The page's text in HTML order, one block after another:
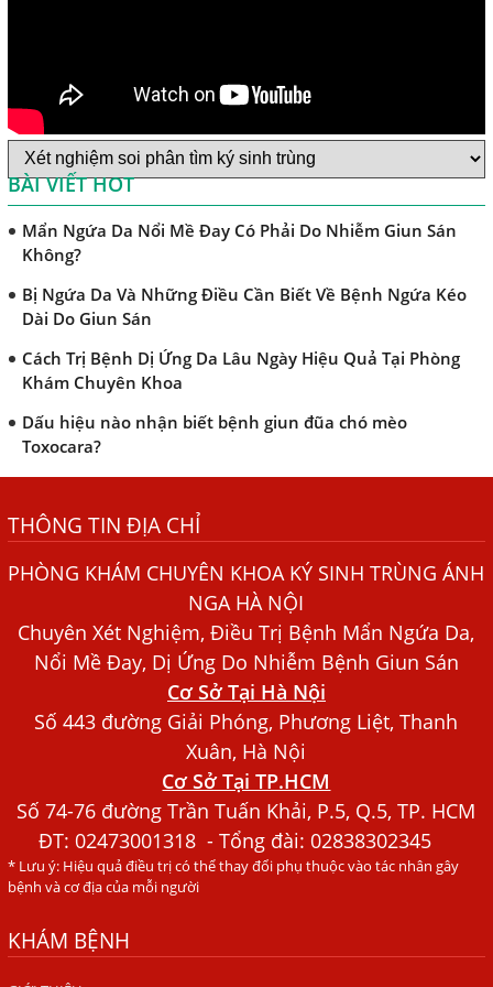
BÀI VIẾT HOT
TRIỆU CHỨNG GIUN SÁN CHÓ MÈO
Khi Trẻ Bị Dị Ứng Da Cần Làm Xét Nghiệm Gì Tìm Nguyên
Nhân Dị Ứng Da
Điều trị bệnh sán lá gan ở đâu?
Mẩn Ngứa Da Nổi Mề Đay Có Phải Do Nhiễm Giun Sán
Không?
Bị Ngứa Da Và Những Điều Cần Biết Về Bệnh Ngứa Kéo
Dài Do Giun Sán
Cách Trị Bệnh Dị Ứng Da Lâu Ngày Hiệu Quả Tại Phòng
Khám Chuyên Khoa
Dấu hiệu nào nhận biết bệnh giun đũa chó mèo
Toxocara?
Bệnh Chàm Và Những Yếu Tố Liên Quan Đến Bệnh Giun
Sán
Dấu Hiệu Ngứa Da, Dị Ứng, Nổi Mề Đay Do Nhiễm Sán
Bác sĩ Nguyễn Ngọc Ánh Phòng Khám Ánh Nga Đề Tài
Nghiên Cứu Khoa
Xét Nghiệm Giun Sán Gồm Những Loại Nào? Chi Phí Bao
Người Đàn Ông Phát Ban Mẩn Đỏ Khắp Người, Sau Ba
Tháng Mới Tìm Ra Nguyên Nhân
Đau Mắt Đỏ, Nguyên Nhân Và Cách Điều Trị
HÀ NỘI – PHÁT BAN MẨN ĐỎ KHẮP NGƯỜI, ĐI KHÁM
Ăn hải sản sống, coi chừng nhiễm giun sán
THÔNG TIN ĐỊA CHỈ
PHÒNG KHÁM CHUYÊN KHOA KÝ SINH TRÙNG ÁNH
NGA HÀ NỘI
Chuyên Xét Nghiệm, Điều Trị Bệnh Mẩn Ngứa Da,
Nổi Mề Đay, Dị Ứng Do Nhiễm Bệnh Giun Sán
Cơ Sở Tại Hà Nội
Số 443 đường Giải Phóng, Phương Liệt, Thanh
Xuân, Hà Nội
Cơ Sở Tại TP.HCM
Số 74-76 đường Trần Tuấn Khải, P.5, Q.5, TP. HCM
ĐT:02473001318 - Tổng đài: 02838302345
* Lưu ý: Hiệu quả điều trị có thể thay đổi phụ thuộc vào tác nhân gây
bệnh và cơ địa của mỗi người
KHÁM BỆNH